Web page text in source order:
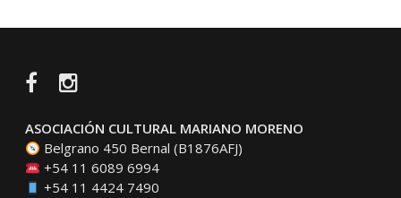
FacebookInstagram
ASOCIACIÓN CULTURAL MARIANO MORENO
Belgrano 450 Bernal (B1876AFJ)
+54 11 6089 6994
+54 11 4424 7490